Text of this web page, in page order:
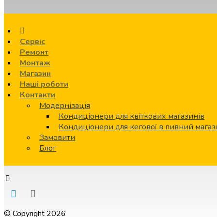
Сервіс
Ремонт
Монтаж
Магазин
Наші роботи
Контакти
Модернізація
Кондиціонери для квіткових магазинів
Кондиціонери для кегової в пивний
Замовити
Блог
© Copyright 2026